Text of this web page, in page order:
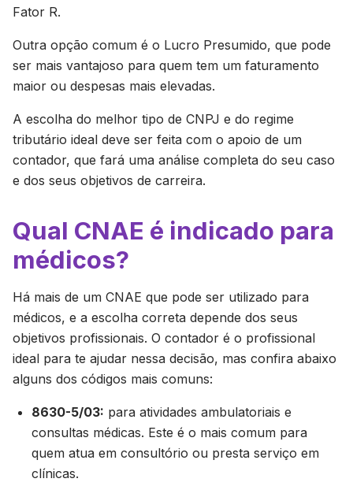
Fator R.
Outra opção comum é o Lucro Presumido, que pode
ser mais vantajoso para quem tem um faturamento
maior ou despesas mais elevadas.
A escolha do melhor tipo de CNPJ e do regime
tributário ideal deve ser feita com o apoio de um
contador, que fará uma análise completa do seu caso
e dos seus objetivos de carreira.
Qual CNAE é indicado para
médicos?
Há mais de um CNAE que pode ser utilizado para
médicos, e a escolha correta depende dos seus
objetivos profissionais. O contador é o profissional
ideal para te ajudar nessa decisão, mas confira abaixo
alguns dos códigos mais comuns:
8630-5/03: para atividades ambulatoriais e
consultas médicas. Este é o mais comum para
quem atua em consultório ou presta serviço em
clínicas.